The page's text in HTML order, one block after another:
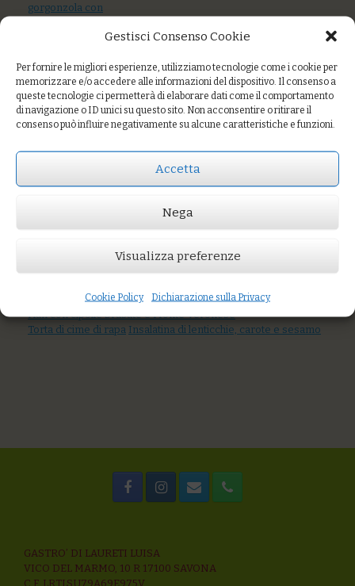
Gestisci Consenso Cookie
Per fornire le migliori esperienze, utilizziamo tecnologie come i cookie per
memorizzare e/o accedere alle informazioni del dispositivo. Il consenso a
queste tecnologie ci permetterà di elaborare dati come il comportamento
di navigazione o ID unici su questo sito. Non acconsentire o ritirare il
consenso può influire negativamente su alcune caratteristiche e funzioni.
Accetta
Nega
Visualizza preferenze
Cookie Policy Dichiarazione sulla Privacy
You might also like
Flan con cipolle brasate e Monte Veronese
Torta di cime di rapa Insalatina di lenticchie, carote e sesamo
gorgonzola con
Baccalà al verde
con anacardi
tostati e capperi
Burger di pesce
GASTRO’ DI LAURETI LUISA
VICO DEL MARMO, 10 R 17100 SAVONA
C.F. LRTLSU79A69E975V